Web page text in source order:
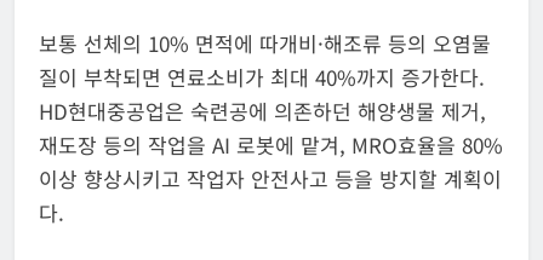
보통 선체의 10% 면적에 따개비·해조류 등의 오염물
질이 부착되면 연료소비가 최대 40%까지 증가한다.
HD현대중공업은 숙련공에 의존하던 해양생물 제거,
재도장 등의 작업을 AI 로봇에 맡겨, MRO효율을 80%
이상 향상시키고 작업자 안전사고 등을 방지할 계획이
다.